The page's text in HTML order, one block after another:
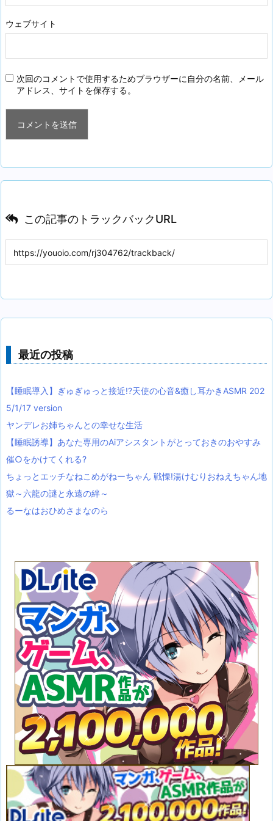
ウェブサイト
次回のコメントで使用するためブラウザーに自分の名前、メール
アドレス、サイトを保存する。
この記事のトラックバックURL
最近の投稿
【睡眠導入】ぎゅぎゅっと接近!?天使の心音&癒し耳かきASMR 202
5/1/17 version
ヤンデレお姉ちゃんとの幸せな生活
【睡眠誘導】あなた専用のAiアシスタントがとっておきのおやすみ
催○をかけてくれる?
ちょっとエッチなねこめがねーちゃん 戦慄!湯けむりおねえちゃん地
獄～六龍の謎と永遠の絆～
るーなはおひめさまなのら